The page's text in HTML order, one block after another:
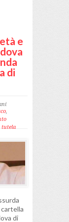
e
di
,
tutela
di